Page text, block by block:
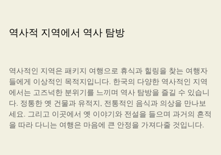
역사적 지역에서 역사 탐방
역사적인 지역은 패키지 여행으로 휴식과 힐링을 찾는 여행자
들에게 이상적인 목적지입니다. 한국의 다양한 역사적인 지역
에서는 고즈넉한 분위기를 느끼며 역사 탐방을 즐길 수 있습니
다. 정통한 옛 건물과 유적지, 전통적인 음식과 의상을 만나보
세요. 그리고 이곳에서 옛 이야기와 전설을 들으며 과거의 흔적
을 따라 다니는 여행은 마음에 큰 안정을 가져다줄 것입니다.